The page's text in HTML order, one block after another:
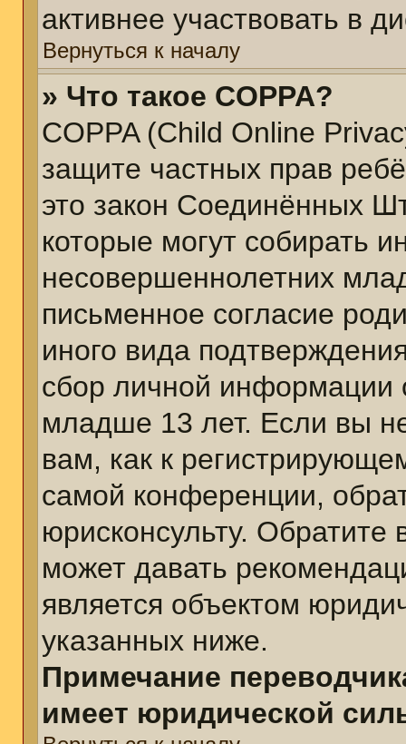
активнее участвовать в
Вернуться к началу
» Что такое COPPA?
COPPA (Child Online
защите частных прав
это закон Соединённых
которые могут собирать
несовершеннолетних
письменное согласие
иного вида
сбор личной информации
младше 13 лет. Если вы
вам, как к
самой конференции,
юрисконсульту.
может давать
является объектом
указанных ниже.
Примечание
имеет юридической